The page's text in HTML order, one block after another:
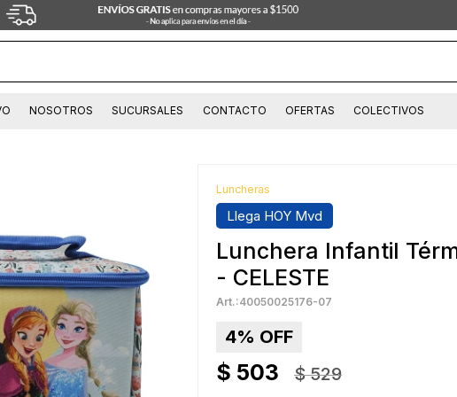
NOSOTROS SUCURSALES CONTACTO OFERTAS COLECTIVOS
Luncheras
Llega HOY Mvd
Lunchera Infantil
- CELESTE
40050025176-07
4
$ 503 $ 529